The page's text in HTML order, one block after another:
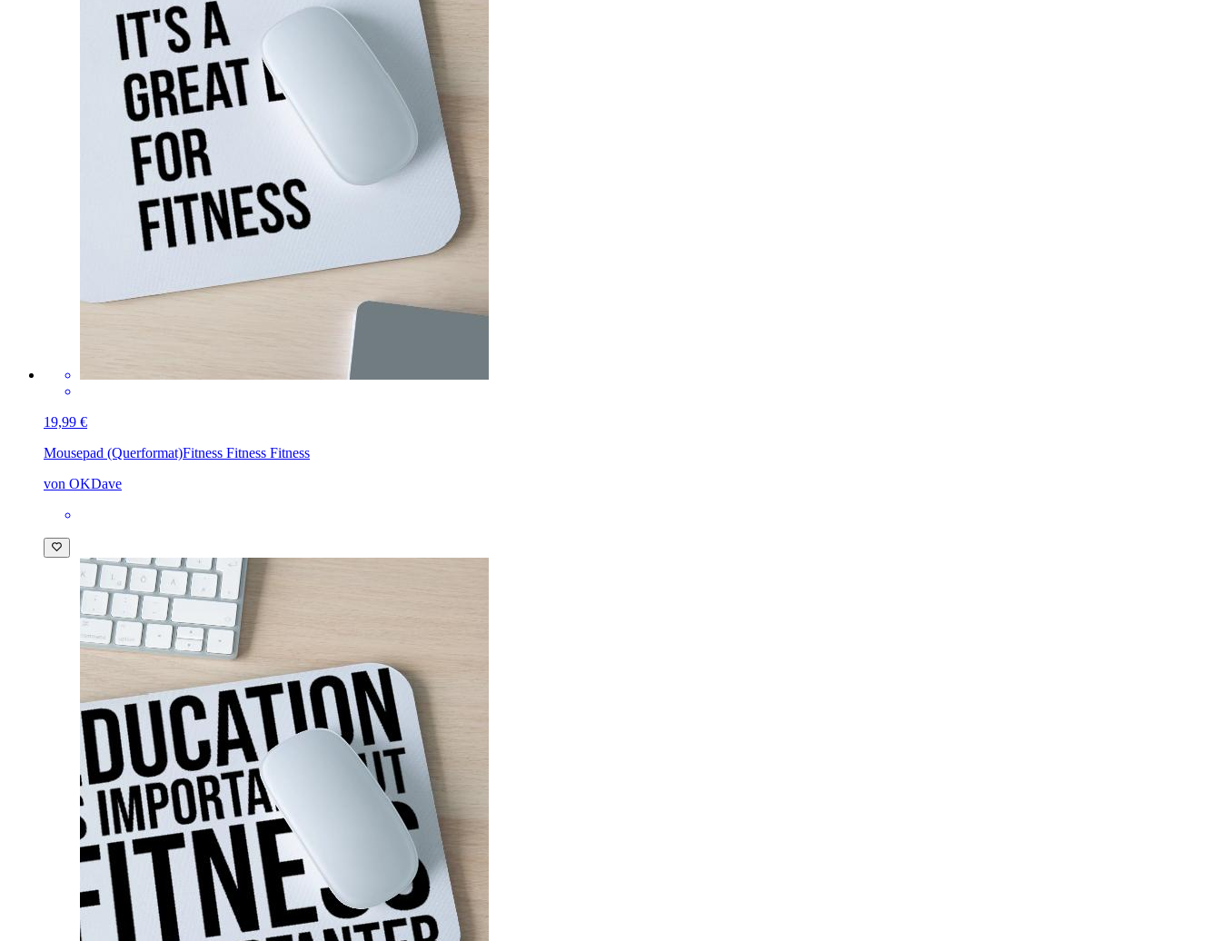
19,99 €
Mousepad (Querformat)Fitness Fitness Fitness
von OKDave